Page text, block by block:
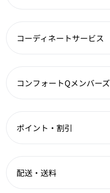
コーディネートサービス
コンフォートQメンバーズ
ポイント・割引
配送・送料